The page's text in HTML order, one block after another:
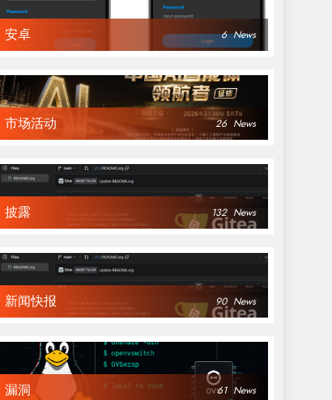
安卓 6 News
市场活动 26 News
披露 132 News
新闻快报 90 News
漏洞 61 News